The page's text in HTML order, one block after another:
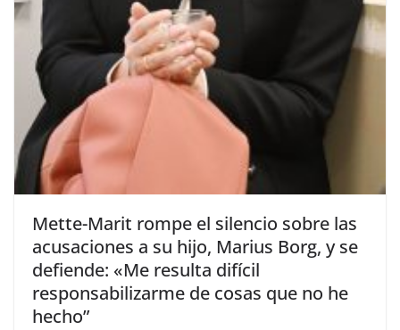
​Mette-Marit rompe el silencio sobre las
acusaciones a su hijo, Marius Borg, y se
defiende: «Me resulta difícil
responsabilizarme de cosas que no he
hecho”